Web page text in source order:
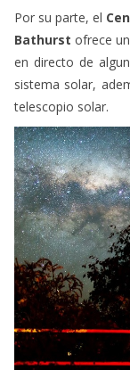
Por su parte, el
Bathurst ofrece
en directo de
sistema solar,
telescopio solar.